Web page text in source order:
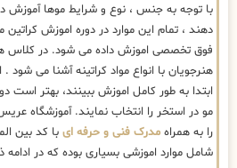
با توجه به جنس ، نوع و شرایط موها آموزش
دهند ، تمام این موارد در دوره اموزش
فوق تخصصی اموزش داده می شود. در کلاس
هنرجویان با انواع مواد کراتینه آشنا می
ابتدا به طور کامل اموزش ببینند، بهتر است
مو در استخر را انتخاب نمایند. آموزشگاه
را به همراه مدرک فنی و حرفه ای با کد بین
شامل موارد اموزشی بسیاری بوده که در ادامه